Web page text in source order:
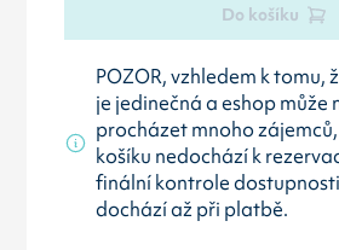
Do košíku
POZOR, vzhledem k tomu,
je jedinečná a eshop může
procházet mnoho
košíku nedochází k
finální kontrole
dochází až při platbě.